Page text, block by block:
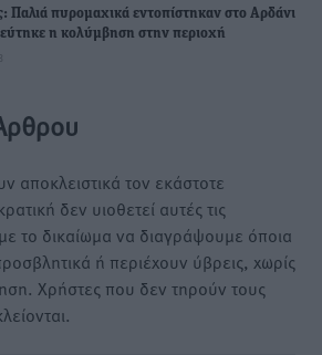
Παλιά πυρομαχικά εντοπίστηκαν στο Αρδάνι
η κολύμβηση στην περιοχή
αποκλειστικά τον εκάστοτε
δεν υιοθετεί αυτές τις
το δικαίωμα να διαγράψουμε όποια
ή περιέχουν ύβρεις, χωρίς
Χρήστες που δεν τηρούν τους